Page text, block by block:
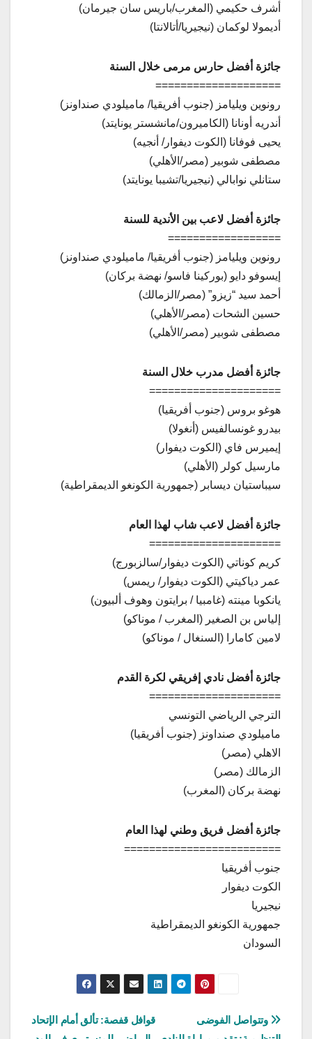
أشرف حكيمي (المغرب/باريس سان جيرمان)
أديمولا لوكمان (نيجيريا/أتالانتا)
جائزة أفضل حارس مرمى خلال السنة
====================
رونوين ويليامز (جنوب أفريقيا/ ماميلودي صنداونز)
أندريه أونانا (الكاميرون/مانشستر يونايتد)
يحيى فوفانا (الكوت ديفوار/ أنجيه)
مصطفى شوبير (مصر/الأهلي)
ستانلي نوابالي (نيجيريا/تشيبا يونايتد)
جائزة أفضل لاعب بين الأندية للسنة
==================
رونوين ويليامز (جنوب أفريقيا/ ماميلودي صنداونز)
إيسوفو دايو (بوركينا فاسو/ نهضة بركان)
أحمد سيد “زيزو” (مصر/الزمالك)
حسين الشحات (مصر/الأهلي)
مصطفى شوبير (مصر/الأهلي)
جائزة أفضل مدرب خلال السنة
=====================
هوغو بروس (جنوب أفريقيا)
بيدرو غونسالفيس (أنغولا)
إيميرس فاي (الكوت ديفوار)
مارسيل كولر (الأهلي)
سيباستيان ديسابر (جمهورية الكونغو الديمقراطية)
جائزة أفضل لاعب شاب لهذا العام
=====================
كريم كوناتي (الكوت ديفوار/سالزبورج)
عمر دياكيتي (الكوت ديفوار/ ريمس)
يانكوبا مينته (غامبيا / برايتون وهوف ألبيون)
إلياس بن الصغير (المغرب / موناكو)
لامين كامارا (السنغال / موناكو)
جائزة أفضل نادي إفريقي لكرة القدم
=====================
الترجي الرياضي التونسي
ماميلودي صنداونز (جنوب أفريقيا)
الاهلي (مصر)
الزمالك (مصر)
نهضة بركان (المغرب)
جائزة أفضل فريق وطني لهذا العام
=========================
جنوب أفريقيا
الكوت ديفوار
نيجيريا
جمهورية الكونغو الديمقراطية
السودان
تصفّح
قوافل قفصة: تألق أمام الإتحاد
وتتواصل الفوضى